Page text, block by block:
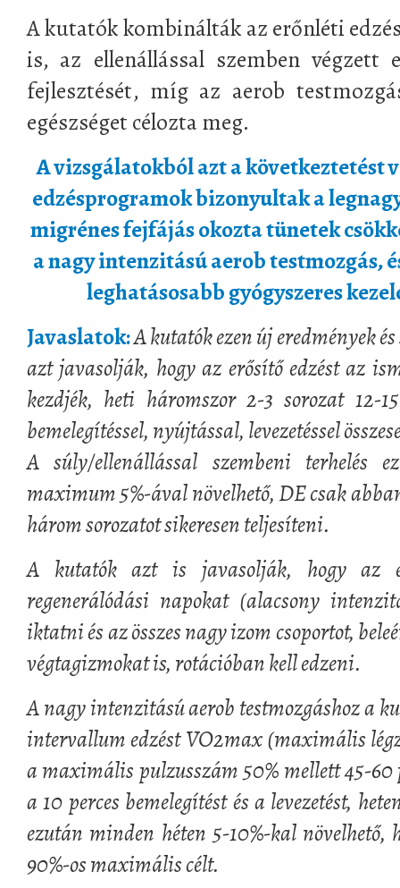
A kutatók kombinálták az erőnléti
is, az ellenállással szemben végzett
fejlesztését, míg az aerob
egészséget célozta meg.
A vizsgálatokból azt a következtetést
edzésprogramok bizonyultak a
migrénes fejfájás okozta tünetek
a nagy intenzitású aerob testmozgás,
leghatásosabb gyógyszeres
Javaslatok:A kutatók ezen új eredmények
azt javasolják, hogy az erősítő edzést az
kezdjék, heti háromszor 2-3 sorozat 12-
bemelegítéssel, nyújtással, levezetéssel
A súly/ellenállással szembeni terhelés
maximum 5%-ával növelhető, DE csak
három sorozatot sikeresen teljesíteni.
A kutatók azt is javasolják, hogy az
regenerálódási napokat (alacsony
iktatni és az összes nagy izom csoportot,
végtagizmokat is, rotációban kell edzeni.
A nagy intenzitású aerob testmozgáshoz a
intervallum edzést VO2max (maximális
a maximális pulzusszám 50% mellett 45-60
a 10 perces bemelegítést és a levezetést,
ezután minden héten 5-10%-kal növelhető,
90%-os maximális célt.